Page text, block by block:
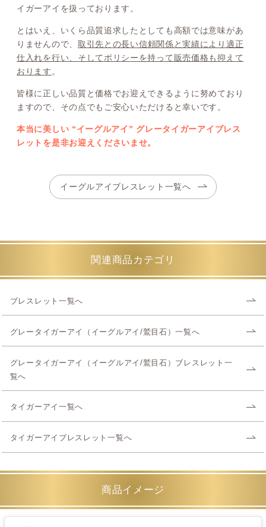
イガーアイを扱っております。
とはいえ、いくら品質追求したとしても高額では意味があ
りませんので、 取引先との長い信頼関係と実績により適正
仕入れを行い、そしてポリシーを持って販売価格も抑えて
おります 。
皆様に正しい品質と価格でお迎えできるように努めており
ますので、その点でもご安心いただけると幸いです。
本当に美しい “イーグルアイ” グレータイガーアイブレス
レットを是非お迎えくださいませ。
イーグルアイブレスレット一覧へ
関連商品カテゴリ
ブレスレット一覧へ
グレータイガーアイ（イーグルアイ/鷲目石）一覧へ
グレータイガーアイ（イーグルアイ/鷲目石）ブレスレット一
覧へ
タイガーアイ一覧へ
タイガーアイブレスレット一覧へ
商品イメージ